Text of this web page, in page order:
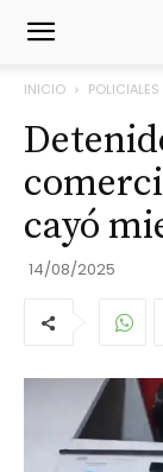
INICIO POLICIALES
cayó
14/08/2025